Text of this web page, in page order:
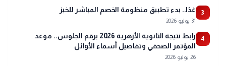
3 غدًا.. بدء تطبيق منظومة الخصم المباشر للخبز
31 يوليو 2026
4
رابط نتيجة الثانوية الأزهرية 2026 برقم الجلوس.. موعد
المؤتمر الصحفي وتفاصيل أسماء الأوائل
26 يوليو 2026